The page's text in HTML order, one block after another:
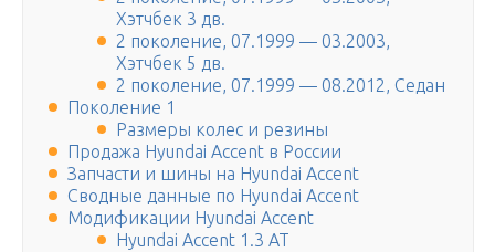
Хэтчбек 3 дв.
2 поколение, 07.1999 — 03.2003,
Хэтчбек 5 дв.
2 поколение, 07.1999 — 08.2012, Седан
Поколение 1
Размеры колес и резины
Продажа Hyundai Accent в России
Запчасти и шины на Hyundai Accent
Сводные данные по Hyundai Accent
Модификации Hyundai Accent
Hyundai Accent 1.3 AT